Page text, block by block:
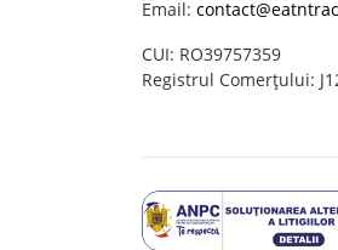
Email:
CUI: RO39757359
Registrul Comerțului: